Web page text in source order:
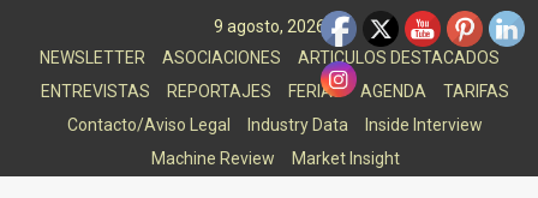
9 agosto, 2026
NEWSLETTER
ASOCIACIONES
ARTICULOS DESTACADOS
ENTREVISTAS
REPORTAJES FERIAS AGENDA
TARIFAS
Contacto/Aviso Legal
Industry Data
Inside Interview
Machine Review
Market Insight